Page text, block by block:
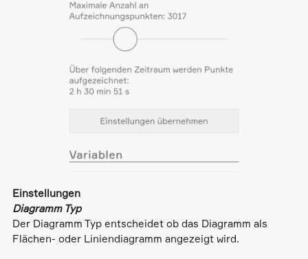
Einstellungen
Diagramm Typ
Der Diagramm Typ entscheidet ob das Diagramm als
Flächen- oder Liniendiagramm angezeigt wird.